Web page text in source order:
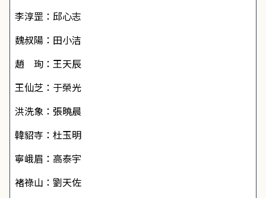
李淳罡：邱心志
魏叔陽：田小洁
趙 珣：王天辰
王仙芝：于榮光
洪洗象：張曉晨
韓貂寺：杜玉明
寧峨眉：高泰宇
褚祿山：劉天佐